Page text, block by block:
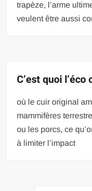
trapèze, l’arme
veulent être aussi
C’est quoi l’éco
où le cuir original
mammifères
ou les porcs, ce
à limiter l’impact